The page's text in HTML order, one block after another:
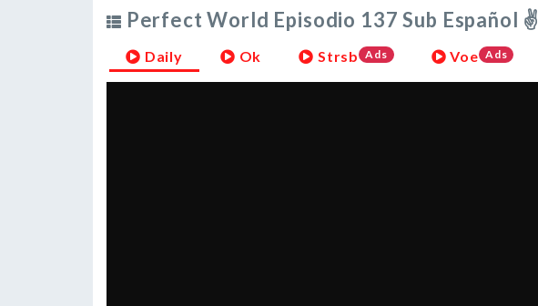
Perfect World Episodio 137 Sub Español ✌
Daily Ok Strsb Ads Voe Ads